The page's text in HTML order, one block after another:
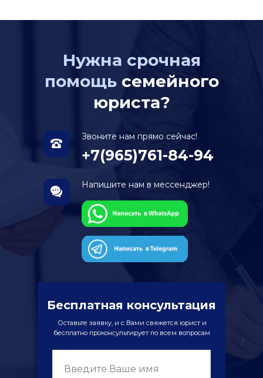
Нужна срочная
помощьсемейного
юриста?
Звоните нам прямо сейчас!
+7(965)761-84-94
Напишите нам в мессенджер!
Введите Ваше имя
Оставьте заявку, и с Вами свяжется юрист и
бесплатно проконсультирует по всем вопросам
Бесплатная консультация